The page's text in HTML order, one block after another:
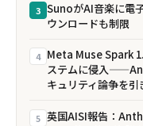
3 SunoがAI音楽に電
ウンロードも制限
4 Meta Muse Spark
ステムに侵入
キュリティ論争を引
5 英国AISI報告：